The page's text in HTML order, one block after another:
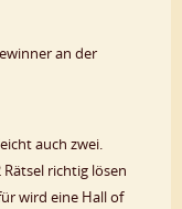
an der
auch zwei.
richtig lösen
wird eine Hall of